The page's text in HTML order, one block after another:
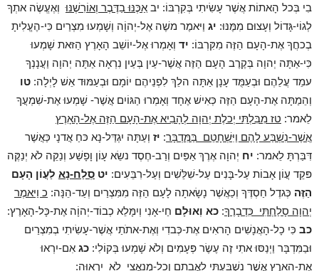
בִי בְּכל הָאתוֹת אֲשֶׁר עָשִׂיתִי בְּקִרְבּוֹ: יב אַכֶּנּוּ בַדֶּבֶר וְאוֹרִשֶׁנּוּוְאֶעֱשֶׂה אתְךָ
לְגוֹי-גָּדוֹל וְעָצוּם מִמֶּנּוּ: יג וַיּאמֶר משֶׁה אֶל-יְהוָֹה וְשָׁמְעוּ מִצְרַיִם כִּי-הֶעֱלִיתָ
בְכחֲךָ אֶת-הָעָם הַזֶּה מִקִּרְבּוֹ: יד וְאָמְרוּ אֶל-יוֹשֵׁב הָאָרֶץ הַזּאת שָׁמְעוּ
כִּי-אַתָּה יְהוָה בְּקֶרֶב הָעָם הַזֶּה אֲשֶׁר-עַיִן בְּעַיִן נִרְאָה אַתָּה יְהוָה וַעֲנָנְךָ
עמֵד עֲלֵהֶם וּבְעַמֻּד עָנָן אַתָּה הלֵךְ לִפְנֵיהֶם יוֹמָם וּבְעַמּוּד אֵשׁ לָיְלָה: טו
וְהֵמַתָּה אֶת-הָעָם הַזֶּה כְּאִישׁ אֶחָד וְאָמְרוּ הַגּוֹיִם אֲשֶׁר- שָׁמְעוּ אֶת-שִׁמְעֲךָ
לֵאמר: טז מִבִּלְתִּי יְכלֶת יְהוָה לְהָבִיא אֶת-הָעָם הַזֶּה אֶל-הָאָרֶץ
אֲשֶׁר-נִשְׁבַּע לָהֶם וַיִּשְׁחָטֵם בַּמִּדְבָּר: יז וְעַתָּה יִגְדַּל-נָא כּחַ אֲדנָי כַּאֲשֶׁר
דִּבַּרְתָּ לֵאמר: יח יְהוָה אֶרֶךְ אַפַּיִם וְרַב-חֶסֶד נשֵׂא עָוֹן וָפָשַׁע וְנַקֵּה לֹא יְנַקֶּה
פּקֵד עֲוֹן אָבוֹת עַל-בָּנִים עַל-שִׁלֵּשִׁים וְעַל-רִבֵּעִים: יט סְלַח-נָא לַעֲוֹן הָעָם
הַזֶּה כְּגדֶל חַסְדֶּךָ וְכַאֲשֶׁר נָשָׂאתָה לָעָם הַזֶּה מִמִּצְרַיִם וְעַד-הֵנָּה: כ וַיּאמֶר
יְהוָה סָלַחְתִּי כִּדְבָרֶךָ: כא וְאוּלָם חַי-אָנִי וְיִמָּלֵא כְבוֹד-יְהוָֹה אֶת-כָּל-הָאָרֶץ:
כב כִּי כָל-הָאֲנָשִׁים הָראִים אֶת-כְּבדִי וְאֶת-אתֹתַי אֲשֶׁר-עָשִׂיתִי בְמִצְרַיִם
וּבַמִּדְבָּר וַיְנַסּוּ אתִי זֶה עֶשֶׂר פְּעָמִים וְלֹא שָׁמְעוּ בְּקוֹלִי: כג אִם-יִרְאוּ
אֶת-הָאָרֶץ אֲשֶׁר נִשְׁבַּעְתִּי לַאֲבתָם וְכָל-מְנַאֲצַי לֹא יִרְאוּהָ: